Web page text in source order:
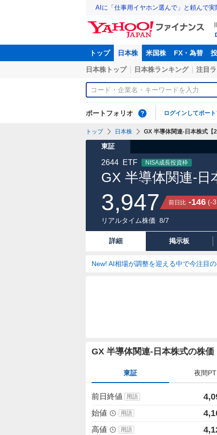
AIに「仕事用イヤホン選んで」と頼んで
トップ 日本株 米国株 FX・為替
日本株トップ 日本株ランキング 注目
ポートフォリオ ログインしてポー
トップ 日本株 GX 半導体関連-日本株式【
東証
GX 半導体関連-日
2644 ETF NISA成長投資枠
3,947 前日比 -146 (-
リアルタイム株価 8/7
詳細 掲示板
New! AI相場が調整を迎える中で今注目
GX 半導体関連-日本株式の株価
価
値
東証 夜間
前日終値 用語
始値 用語
高値 用語